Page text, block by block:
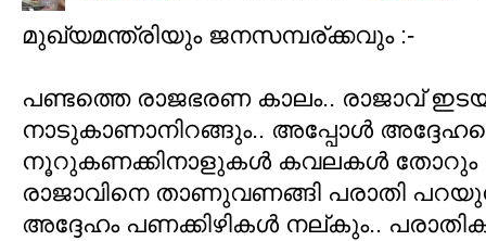
മുഖ്യമന്ത്രിയും ജനസമ്പര്ക്കവും :-
പണ്ടത്തെ രാജഭരണ കാലം.. രാജാവ്
നാടുകാണാനിറങ്ങും.. അപ്പോള്‍
നൂറുകണക്കിനാളുകള്‍ കവലകള്‍ തോറും
രാജാവിനെ താണുവണങ്ങി പരാതി
അദ്ദേഹം പണക്കിഴികള്‍ നല്കും..